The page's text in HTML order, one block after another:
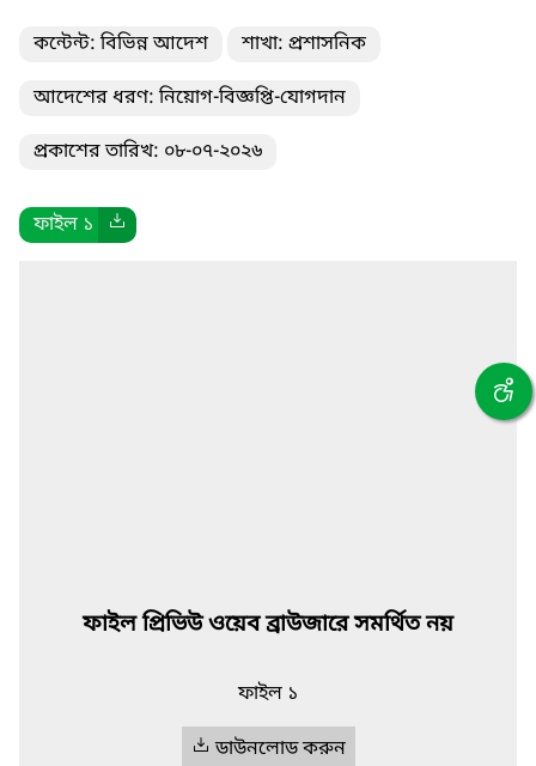
কন্টেন্ট: বিভিন্ন আদেশ শাখা: প্রশাসনিক
আদেশের ধরণ: নিয়োগ-বিজ্ঞপ্তি-যোগদান
প্রকাশের তারিখ: ০৮-০৭-২০২৬
ফাইল ১
ফাইল প্রিভিউ ওয়েব ব্রাউজারে সমর্থিত নয়
ফাইল ১
ডাউনলোড করুন